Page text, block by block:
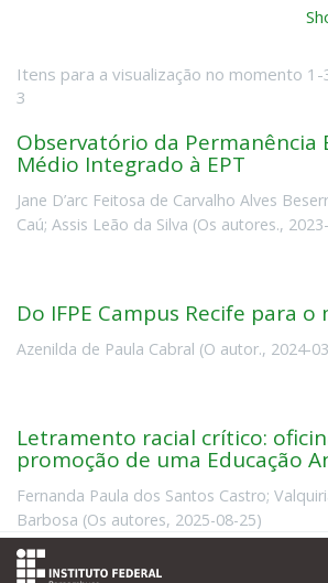
Itens para a visualização no momento
3
Observatório da Permanência
Médio Integrado à EPT
Jane D’arc Feitosa de Carvalho Alves
Caú; Assis Leão da Silva (Os autores.,
Do IFPE Campus Recife para o
Azenilda de Paula Cabral (O autor., 2024-
Letramento racial crítico:
promoção de uma Educação
Fernanda Paula dos Santos Castro;
Barbosa (Os autores, 2025-08-25)